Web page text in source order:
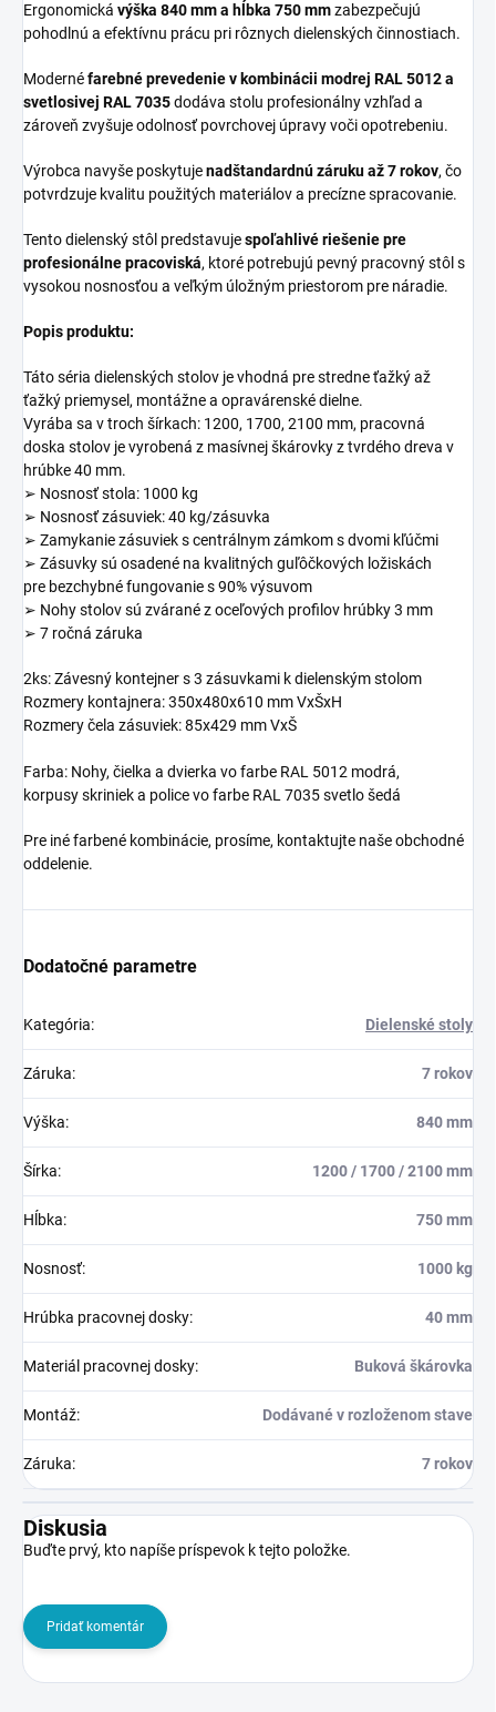
Ergonomická výška 840 mm a hĺbka 750 mmzabezpečujú
pohodlnú a efektívnu prácu pri rôznych dielenských činnostiach.
Modernéfarebné prevedenie v kombinácii modrej RAL 5012 a
svetlosivej RAL 7035dodáva stolu profesionálny vzhľad a
zároveň zvyšuje odolnosť povrchovej úpravy voči opotrebeniu.
Výrobca navyše poskytujenadštandardnú záruku až 7 rokov, čo
potvrdzuje kvalitu použitých materiálov a precízne spracovanie.
Tento dielenský stôl predstavujespoľahlivé riešenie pre
profesionálne pracoviská, ktoré potrebujú pevný pracovný stôl s
vysokou nosnosťou a veľkým úložným priestorom pre náradie.
Popis produktu:
Táto séria dielenských stolov je vhodná pre stredne ťažký až
ťažký priemysel, montážne a opravárenské dielne.
Vyrába sa v troch šírkach: 1200, 1700, 2100 mm, pracovná
doska stolov je vyrobená z masívnej škárovky z tvrdého dreva v
hrúbke 40 mm.
➢ Nosnosť stola: 1000 kg
➢ Nosnosť zásuviek: 40 kg/zásuvka
➢ Zamykanie zásuviek s centrálnym zámkom s dvomi kľúčmi
➢ Zásuvky sú osadené na kvalitných guľôčkových ložiskách
pre bezchybné fungovanie s 90% výsuvom
➢ Nohy stolov sú zvárané z oceľových profilov hrúbky 3 mm
➢ 7 ročná záruka
2ks: Závesný kontejner s 3 zásuvkami k dielenským stolom
Rozmery kontajnera: 350x480x610 mm VxŠxH
Rozmery čela zásuviek: 85x429 mm VxŠ
Farba: Nohy, čielka a dvierka vo farbe RAL 5012 modrá,
korpusy skriniek a police vo farbe RAL 7035 svetlo šedá
Pre iné farbené kombinácie, prosíme, kontaktujte naše obchodné
oddelenie.
Dodatočné parametre
Kategória: Dielenské stoly
Záruka: 7 rokov
Výška: 840 mm
Šírka: 1200 / 1700 / 2100 mm
Hĺbka: 750 mm
Nosnosť: 1000 kg
Hrúbka pracovnej dosky: 40 mm
Materiál pracovnej dosky: Buková škárovka
Montáž: Dodávané v rozloženom stave
Záruka: 7 rokov
Diskusia
Buďte prvý, kto napíše príspevok k tejto položke.
Pridať komentár